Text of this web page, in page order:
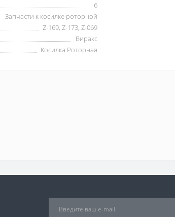
6
Запчасти к косилке роторной
Z-169, Z-173, Z-069
Виракс
Косилка Роторная